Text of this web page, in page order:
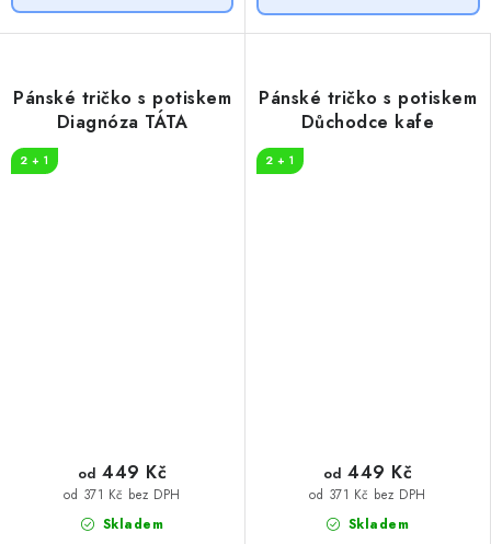
Pánské tričko s potiskem
Diagnóza TÁTA
2 + 1
Skladem
od 371 Kč bez DPH
od 449 Kč
Pánské tričko s potiskem
Důchodce kafe
2 + 1
Skladem
od 371 Kč bez DPH
od 449 Kč